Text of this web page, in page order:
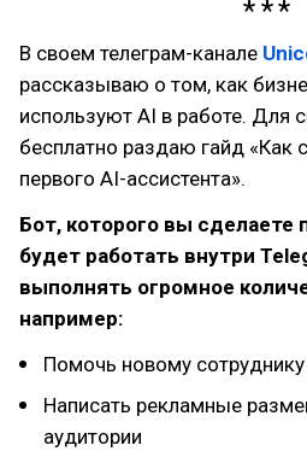
В своем телеграм-канале
рассказываю о том, как
используют AI в работе. Для
бесплатно раздаю гайд «Как
первого AI-ассистента».
Бот, которого вы сделаете
будет работать внутри
выполнять огромное
например:
Помочь новому
Написать рекламные
аудитории